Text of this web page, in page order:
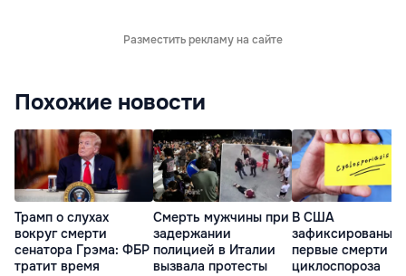
Разместить рекламу на сайте
Похожие новости
Трамп о слухах
вокруг смерти
сенатора Грэма: ФБР
тратит время
Смерть мужчины при
задержании
полицией в Италии
вызвала протесты
В США
зафиксированы
первые смерти от
циклоспороза